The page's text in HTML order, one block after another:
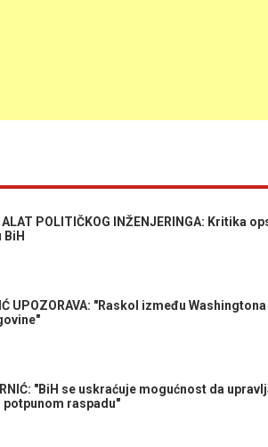
ALAT POLITIČKOG INŽENJERINGA: Kritika
UPOZORAVA: "Raskol između
"BiH se uskraćuje mogućnost da
raspadu"